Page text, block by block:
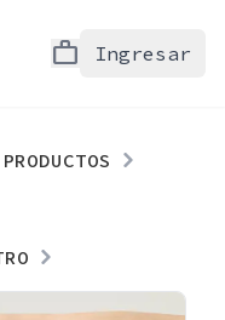
work Ingresar
| 20X14X8 (CM)